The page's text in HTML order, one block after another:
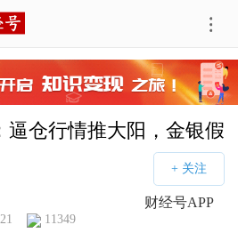
逼仓行情推大阳，金银假
财经号APP
11349